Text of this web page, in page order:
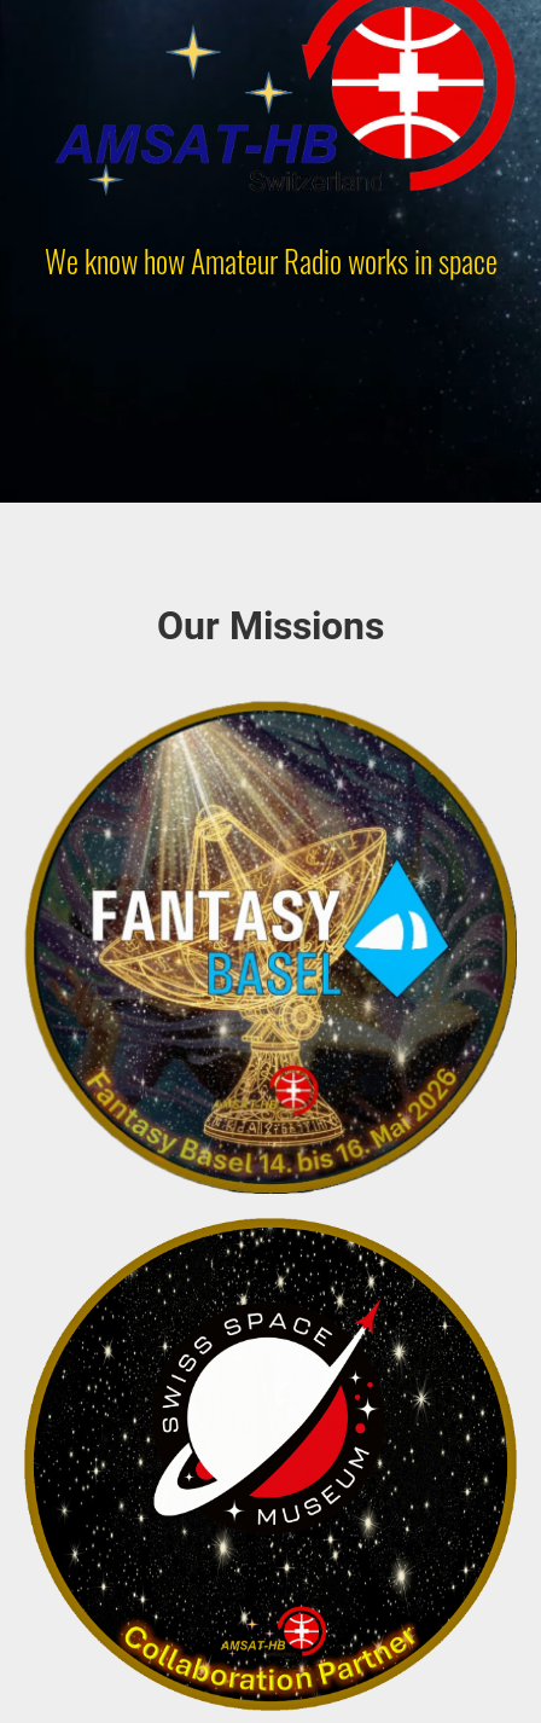
We know how Amateur Radio works in space
Our Missions